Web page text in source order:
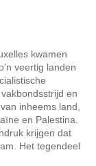
kwamen
veertig landen
en
inheems land,
en Palestina.
krijgen dat
Het tegendeel